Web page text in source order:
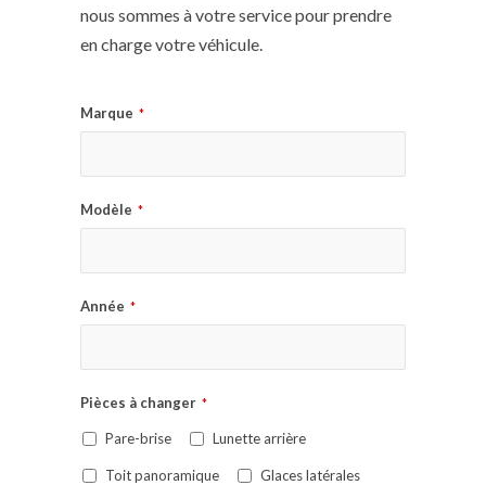
nous sommes à votre service pour prendre
en charge votre véhicule.
Marque *
Modèle *
Année *
Pièces à changer *
Pare-brise Lunette arrière
Toit panoramique Glaces latérales